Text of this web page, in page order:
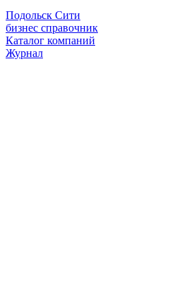
Подольск Сити
бизнес справочник
Каталог компаний
Журнал